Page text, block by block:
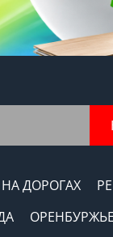
ДОРОГАХ
ОРЕНБУРЖЬЕ